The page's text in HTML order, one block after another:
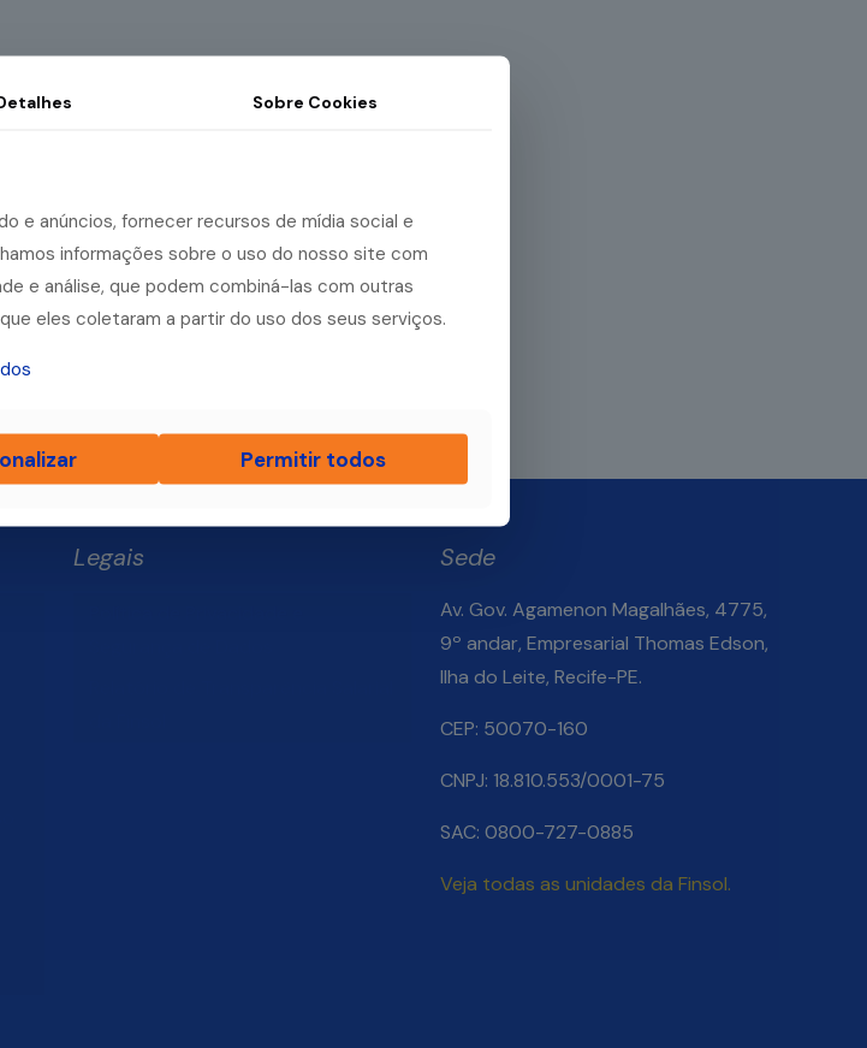
Legais Sede
Av. Gov. Agamenon Magalhães, 4775,
9º andar, Empresarial Thomas Edson,
Ilha do Leite, Recife-PE.
CEP: 50070-160
CNPJ: 18.810.553/0001-75
SAC: 0800-727-0885
Veja todas as unidades da Finsol.
Sobre Cookies
e anúncios, fornecer recursos de mídia social e
informações sobre o uso do nosso site com
e análise, que podem combiná-las com outras
eles coletaram a partir do uso dos seus serviços.
Permitir todos